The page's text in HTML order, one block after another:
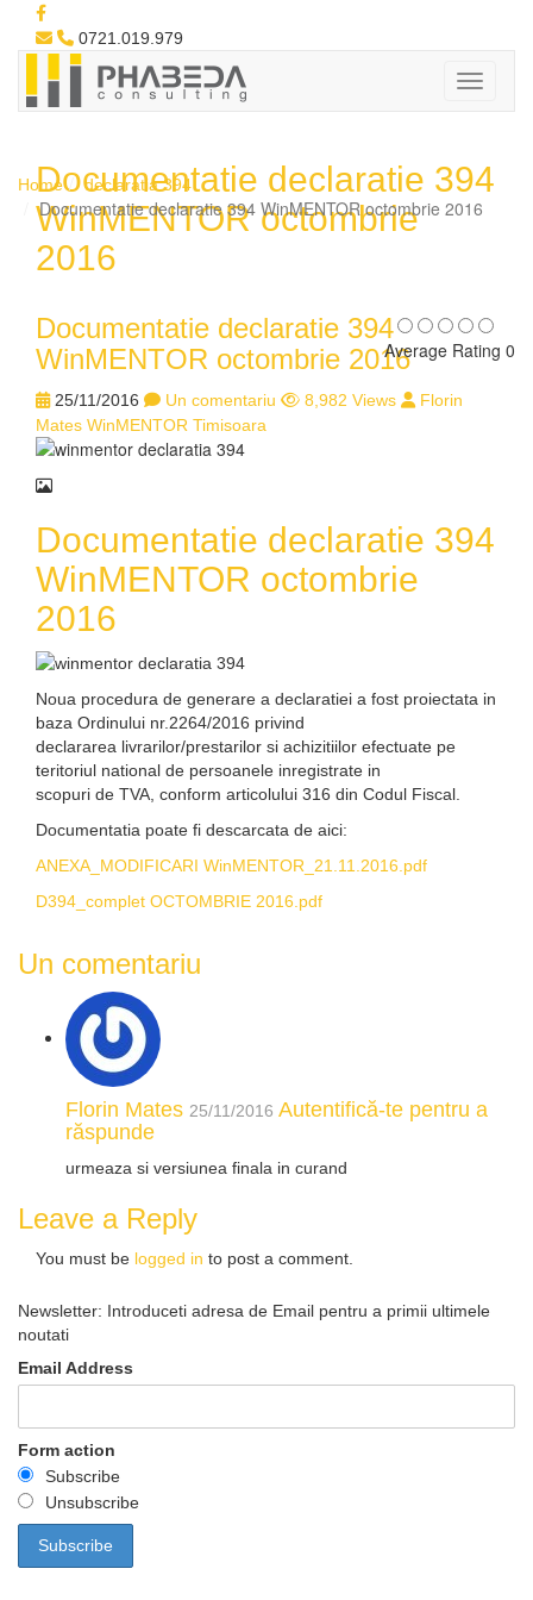
0721.019.979
Documentatie declaratie 394
WinMENTOR octombrie
2016
Home declaratia 394
Documentatie declaratie 394 WinMENTOR octombrie 2016
Documentatie declaratie 394
WinMENTOR octombrie 2016Average Rating 0
25/11/2016 Un comentariu 8,982 Views
Florin
Mates WinMENTOR Timisoara
Documentatie declaratie 394
WinMENTOR octombrie
2016
Noua procedura de generare a declaratiei a fost proiectata in
baza Ordinului nr.2264/2016 privind
declararea livrarilor/prestarilor si achizitiilor efectuate pe
teritoriul national de persoanele inregistrate in
scopuri de TVA, conform articolului 316 din Codul Fiscal.
Documentatia poate fi descarcata de aici:
ANEXA_MODIFICARI WinMENTOR_21.11.2016.pdf
D394_complet OCTOMBRIE 2016.pdf
Un comentariu
Florin Mates 25/11/2016 Autentifică-te pentru a
răspunde
urmeaza si versiunea finala in curand
Leave a Reply
You must be logged in to post a comment.
Newsletter: Introduceti adresa de Email pentru a primii ultimele
noutati
Email Address
Form action
Subscribe
Unsubscribe